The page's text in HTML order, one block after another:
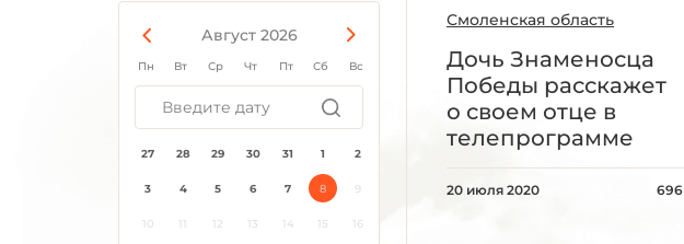
Август 2026
Пн Вт Ср Чт Пт Сб Вс
27 28 29 30 31 1 2
3 4 5 6 7 8 9
10 11 12 13 14 15 16
Смоленская область
Дочь Знаменосца
Победы расскажет
о своем отце в
телепрограмме
20 июля 2020 696